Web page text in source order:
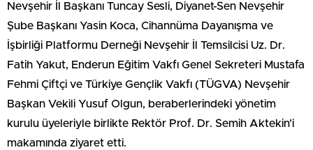
Nevşehir İl Başkanı Tuncay Sesli, Diyanet-Sen Nevşehir
Şube Başkanı Yasin Koca, Cihannüma Dayanışma ve
İşbirliği Platformu Derneği Nevşehir İl Temsilcisi Uz. Dr.
Fatih Yakut, Enderun Eğitim Vakfı Genel Sekreteri Mustafa
Fehmi Çiftçi ve Türkiye Gençlik Vakfı (TÜGVA) Nevşehir
Başkan Vekili Yusuf Olgun, beraberlerindeki yönetim
kurulu üyeleriyle birlikte Rektör Prof. Dr. Semih Aktekin’i
makamında ziyaret etti.